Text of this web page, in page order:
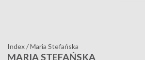
Index/Maria Stefańska
MARIA STEFAŃSKA